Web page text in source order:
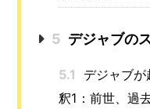
5 デジャブの
5.1
デジャブ
釈1：前世、過